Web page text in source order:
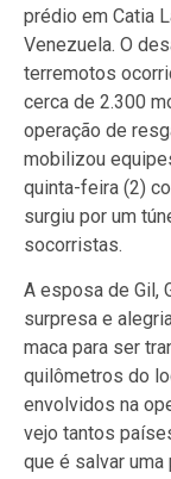
prédio em Catia
Venezuela. O
terremotos
cerca de 2.300
operação de
mobilizou
quinta-feira (2)
surgiu por um
socorristas.
A esposa de Gil,
surpresa e
maca para ser
quilômetros do
envolvidos na
vejo tantos
que é salvar uma